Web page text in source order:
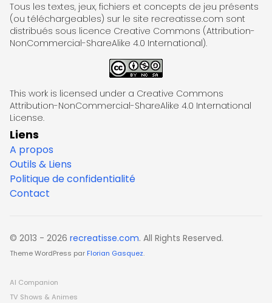
Tous les textes, jeux, fichiers et concepts de jeu présents
(ou téléchargeables) sur le site recreatisse.com sont
distribués sous licence Creative Commons (Attribution-
NonCommercial-ShareAlike 4.0 International).
This work is licensed under a Creative Commons
Attribution-NonCommercial-ShareAlike 4.0 International
License.
Liens
A propos
Outils & Liens
Politique de confidentialité
Contact
© 2013 - 2026 recreatisse.com. All Rights Reserved.
Theme WordPress par Florian Gasquez.
AI Companion
TV Shows & Animes